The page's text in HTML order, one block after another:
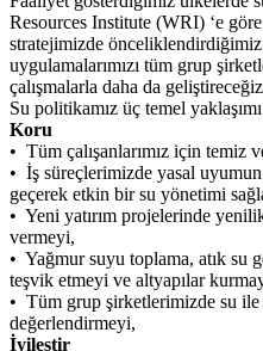
Resources Institute (WRI) ‘e
stratejimizde
uygulamalarımızı tüm grup
çalışmalarla daha da
Su politikamız üç temel
Koru
• Tüm çalışanlarımız için temiz
• İş süreçlerimizde yasal
geçerek etkin bir su yönetimi
• Yeni yatırım projelerinde
vermeyi,
• Yağmur suyu toplama, atık su
teşvik etmeyi ve altyapılar
• Tüm grup şirketlerimizde su
değerlendirmeyi,
İyileştir